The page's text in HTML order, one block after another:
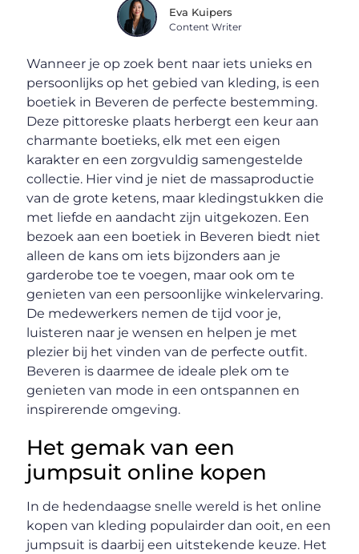
Eva Kuipers
Content Writer
Wanneer je op zoek bent naar iets unieks en
persoonlijks op het gebied van kleding, is een
boetiek in Beveren de perfecte bestemming.
Deze pittoreske plaats herbergt een keur aan
charmante boetieks, elk met een eigen
karakter en een zorgvuldig samengestelde
collectie. Hier vind je niet de massaproductie
van de grote ketens, maar kledingstukken die
met liefde en aandacht zijn uitgekozen. Een
bezoek aan een boetiek in Beveren biedt niet
alleen de kans om iets bijzonders aan je
garderobe toe te voegen, maar ook om te
genieten van een persoonlijke winkelervaring.
De medewerkers nemen de tijd voor je,
luisteren naar je wensen en helpen je met
plezier bij het vinden van de perfecte outfit.
Beveren is daarmee de ideale plek om te
genieten van mode in een ontspannen en
inspirerende omgeving.
Het gemak van een
jumpsuit online kopen
In de hedendaagse snelle wereld is het online
kopen van kleding populairder dan ooit, en een
jumpsuit is daarbij een uitstekende keuze. Het